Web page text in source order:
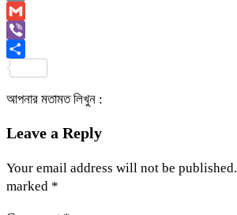
Copy
Link
Gmail
Viber
আপনার মতামত লিখুন :
Leave a Reply
Your email address will not be published.
marked *